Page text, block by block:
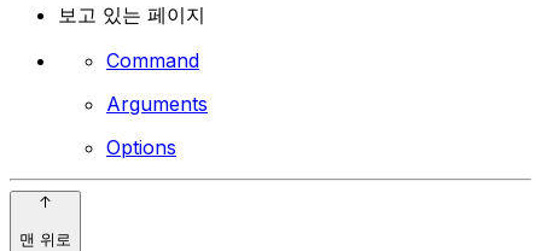
보고 있는 페이지
Command
Arguments
Options
맨 위로